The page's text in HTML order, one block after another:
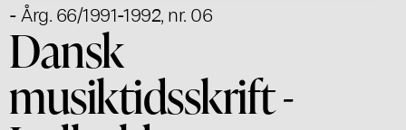
- Årg. 66/1991-1992, nr. 06
Dansk
musiktidsskrift -